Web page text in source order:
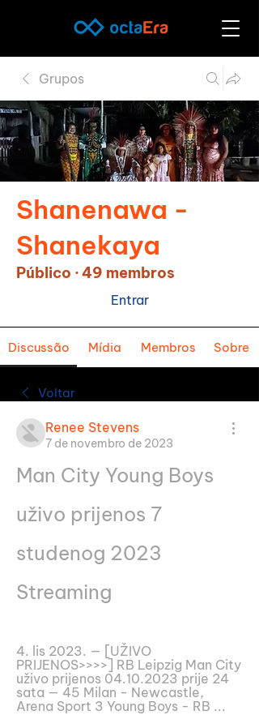
Grupos
Shanenawa -
Shanekaya
Público ·49 membros
Entrar
Discussão Mídia Membros Sobre
Voltar
Renee Stevens
7 de novembro de 2023
Man City Young Boys
uživo prijenos 7
studenog 2023
Streaming
4. lis 2023. — [UŽIVO
PRIJENOS>>>>] RB Leipzig Man City
uživo prijenos 04.10.2023 prije 24
sata — 45 Milan - Newcastle,
Arena Sport 3 Young Boys - RB ...